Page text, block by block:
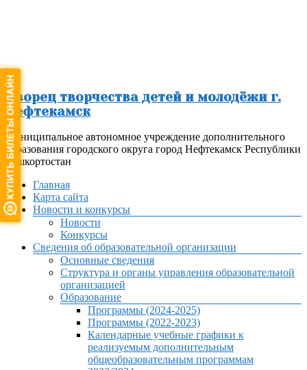
Дворец творчества детей и молодёжи г.
Нефтекамск
Муниципальное автономное учреждение дополнительного
образования городского округа город Нефтекамск Республики
Башкортостан
МенюГлавная
Карта сайта
Новости и конкурсы
Новости
Конкурсы
Сведения об образовательной организации
Основные сведения
Структура и органы управления образовательной
организацией
Образование
Программы (2024-2025)
Программы (2022-2023)
Календарные учебные графики к
реализуемым дополнительным
общеобразовательным программам